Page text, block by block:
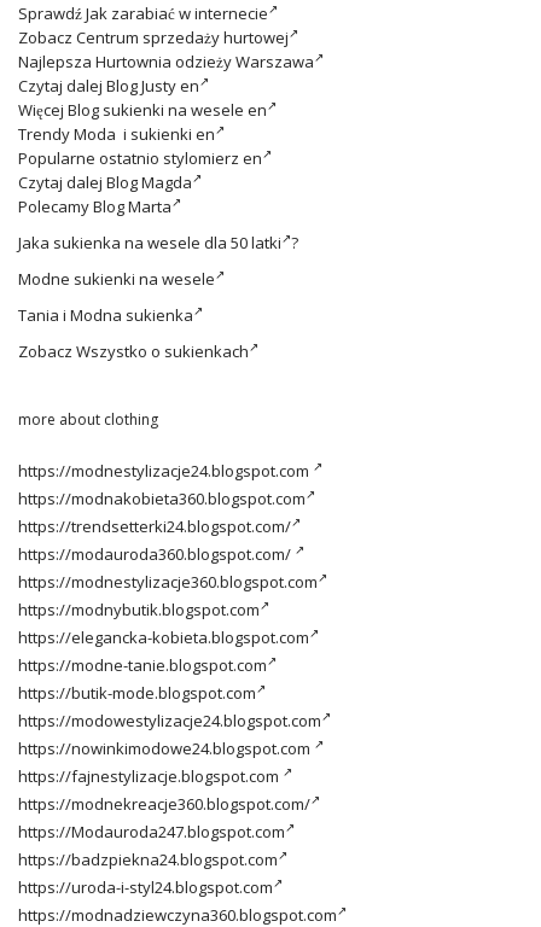
SprawdźJak zarabiać w internecie
Zobacz Centrum sprzedaży hurtowej
Najlepsza Hurtownia odzieży Warszawa
Czytaj dalej Blog Justy en
Więcej Blog sukienki na wesele en
TrendyModa i sukienki en
Popularne ostatnio stylomierz en
Czytaj dalej Blog Magda
PolecamyBlog Marta
Jaka sukienka na wesele dla 50 latki ?
Modne sukienki na wesele
Tania i Modna sukienka
Zobacz Wszystko o sukienkach
more about clothing
https://modnestylizacje24.blogspot.com
https://modnakobieta360.blogspot.com
https://trendsetterki24.blogspot.com/
https://modauroda360.blogspot.com/
https://modnestylizacje360.blogspot.com
https://modnybutik.blogspot.com
https://elegancka-kobieta.blogspot.com
https://modne-tanie.blogspot.com
https://butik-mode.blogspot.com
https://modowestylizacje24.blogspot.com
https://nowinkimodowe24.blogspot.com
https://fajnestylizacje.blogspot.com
https://modnekreacje360.blogspot.com/
https://Modauroda247.blogspot.com
https://badzpiekna24.blogspot.com
https://uroda-i-styl24.blogspot.com
https://modnadziewczyna360.blogspot.com